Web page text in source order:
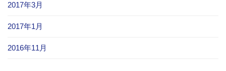
2017年3月
2017年1月
2016年11月